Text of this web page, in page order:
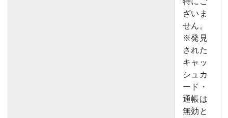
ざいま
せん。
※発見
された
キャッ
シュカ
ード・
通帳は
無効と